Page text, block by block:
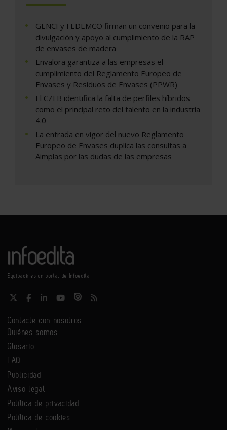
GENCI y FEDEMCO firman un convenio para la
divulgación y apoyo al cumplimiento de la RAP
de envases de madera
Envalora garantiza a las empresas el
cumplimiento del Reglamento Europeo de
Envases y Residuos de Envases (PPWR)
El CZFB identifica la falta de perfiles híbridos
como el principal reto del talento en la industria
4.0
La entrada en vigor del nuevo Reglamento
Europeo de Envases duplica las consultas a
Aimplas por las dudas de las empresas
Equipack es un portal de Infoedita
Contacte con nosotros
Quiénes somos
Glosario
FAQ
Publicidad
Aviso legal
Política de privacidad
Política de cookies